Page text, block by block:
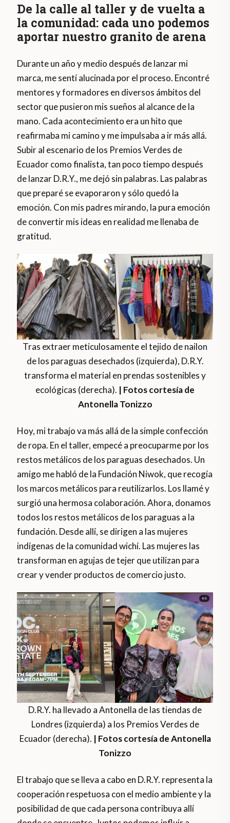
De la calle al taller y de vuelta a
la comunidad: cada uno podemos
aportar nuestro granito de arena
Durante un año y medio después de lanzar mi
marca, me sentí alucinada por el proceso. Encontré
mentores y formadores en diversos ámbitos del
sector que pusieron mis sueños al alcance de la
mano. Cada acontecimiento era un hito que
reafirmaba mi camino y me impulsaba a ir más allá.
Subir al escenario de los Premios Verdes de
Ecuador como finalista, tan poco tiempo después
de lanzar D.R.Y., me dejó sin palabras. Las palabras
que preparé se evaporaron y sólo quedó la
emoción. Con mis padres mirando, la pura emoción
de convertir mis ideas en realidad me llenaba de
gratitud.
Tras extraer meticulosamente el tejido de nailon
de los paraguas desechados (izquierda), D.R.Y.
transforma el material en prendas sostenibles y
ecológicas (derecha). | Fotos cortesía de
Antonella Tonizzo
Hoy, mi trabajo va más allá de la simple confección
de ropa. En el taller, empecé a preocuparme por los
restos metálicos de los paraguas desechados. Un
amigo me habló de la Fundación Niwok, que recogía
los marcos metálicos para reutilizarlos. Los llamé y
surgió una hermosa colaboración. Ahora, donamos
todos los restos metálicos de los paraguas a la
fundación. Desde allí, se dirigen a las mujeres
indígenas de la comunidad wichí. Las mujeres las
transforman en agujas de tejer que utilizan para
crear y vender productos de comercio justo.
D.R.Y. ha llevado a Antonella de las tiendas de
Londres (izquierda) a los Premios Verdes de
Ecuador (derecha). | Fotos cortesía de Antonella
Tonizzo
El trabajo que se lleva a cabo en D.R.Y. representa la
cooperación respetuosa con el medio ambiente y la
posibilidad de que cada persona contribuya allí